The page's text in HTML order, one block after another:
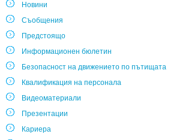
Новини
Съобщения
Предстоящо
Информационен бюлетин
Безопасност на движението по пътищата
Квалификация на персонала
Видеоматериали
Презентации
Кариера